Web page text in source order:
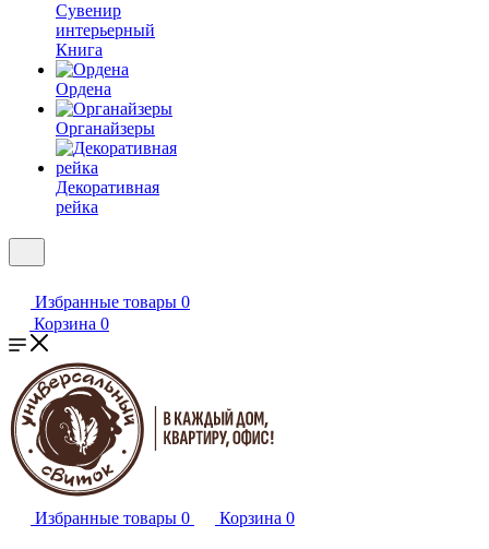
Сувенир
интерьерный
Книга
Ордена
Органайзеры
Декоративная
рейка
Избранные товары 0
Корзина 0
Избранные товары 0 Корзина 0